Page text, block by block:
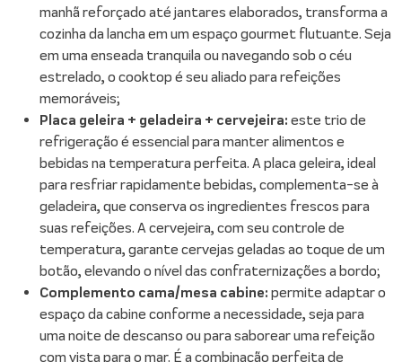
manhã reforçado até jantares elaborados, transforma a
cozinha da lancha em um espaço gourmet flutuante. Seja
em uma enseada tranquila ou navegando sob o céu
estrelado, o cooktop é seu aliado para refeições
memoráveis;
Placa geleira + geladeira + cervejeira: este trio de
refrigeração é essencial para manter alimentos e
bebidas na temperatura perfeita. A placa geleira, ideal
para resfriar rapidamente bebidas, complementa-se à
geladeira, que conserva os ingredientes frescos para
suas refeições. A cervejeira, com seu controle de
temperatura, garante cervejas geladas ao toque de um
botão, elevando o nível das confraternizações a bordo;
Complemento cama/mesa cabine: permite adaptar o
espaço da cabine conforme a necessidade, seja para
uma noite de descanso ou para saborear uma refeição
com vista para o mar. É a combinação perfeita de